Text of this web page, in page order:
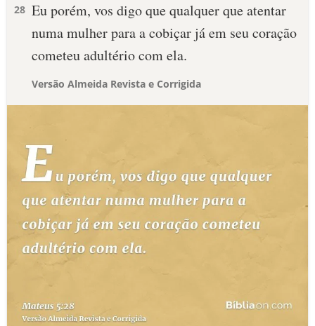
28 Eu porém, vos digo que qualquer que atentar
numa mulher para a cobiçar já em seu coração
cometeu adultério com ela.
Versão Almeida Revista e Corrigida